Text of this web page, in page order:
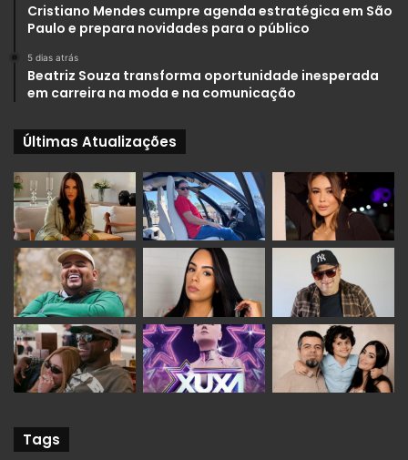
Cristiano Mendes cumpre agenda estratégica em São
Paulo e prepara novidades para o público
5 dias atrás
Beatriz Souza transforma oportunidade inesperada
em carreira na moda e na comunicação
Últimas Atualizações
Tags